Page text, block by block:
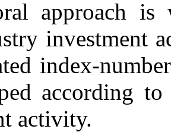
approach
investment
index-
according
activity.